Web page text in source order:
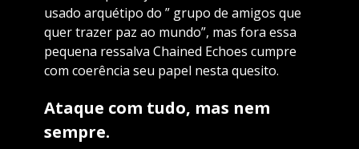
usado arquétipo do ” grupo de amigos que
quer trazer paz ao mundo”, mas fora essa
pequena ressalva Chained Echoes cumpre
com coerência seu papel nesta quesito.
Ataque com tudo, mas nem
sempre.